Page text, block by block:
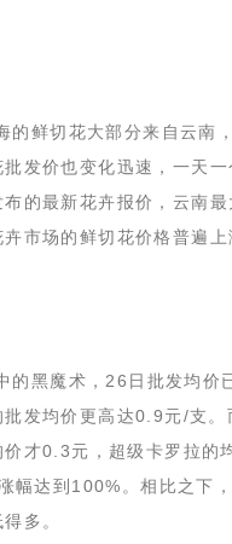
鲜切花大部分来自云南
批发价也变化迅速，一天
的最新花卉报价，云南最
场的鲜切花价格普遍上
黑魔术，26日批发均价
发均价更高达0.9元/支。
价才0.3元，超级卡罗拉的
幅达到100%。相比之下
多。